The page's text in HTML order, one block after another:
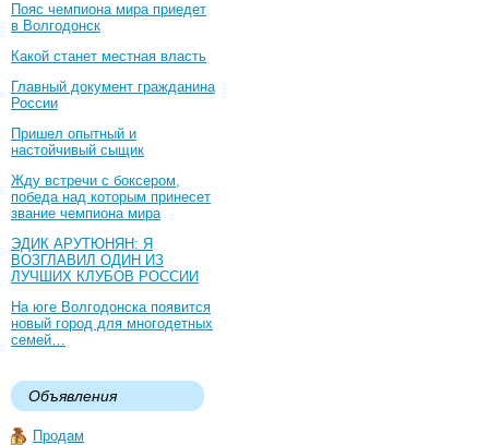
Пояс чемпиона мира приедет
в Волгодонск
Какой станет местная власть
Главный документ гражданина
России
Пришел опытный и
настойчивый сыщик
Жду встречи с боксером,
победа над которым принесет
звание чемпиона мира
ЭДИК АРУТЮНЯН: Я
ВОЗГЛАВИЛ ОДИН ИЗ
ЛУЧШИХ КЛУБОВ РОССИИ
На юге Волгодонска появится
новый город для многодетных
семей…
Объявления
Продам